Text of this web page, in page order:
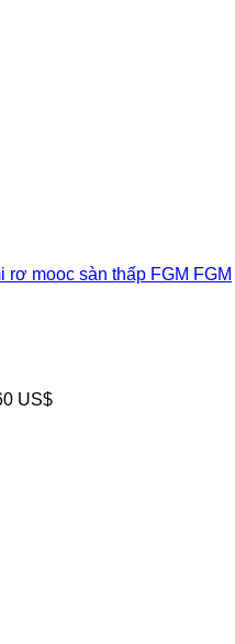
rơ mooc sàn thấp FGM FGM
US$